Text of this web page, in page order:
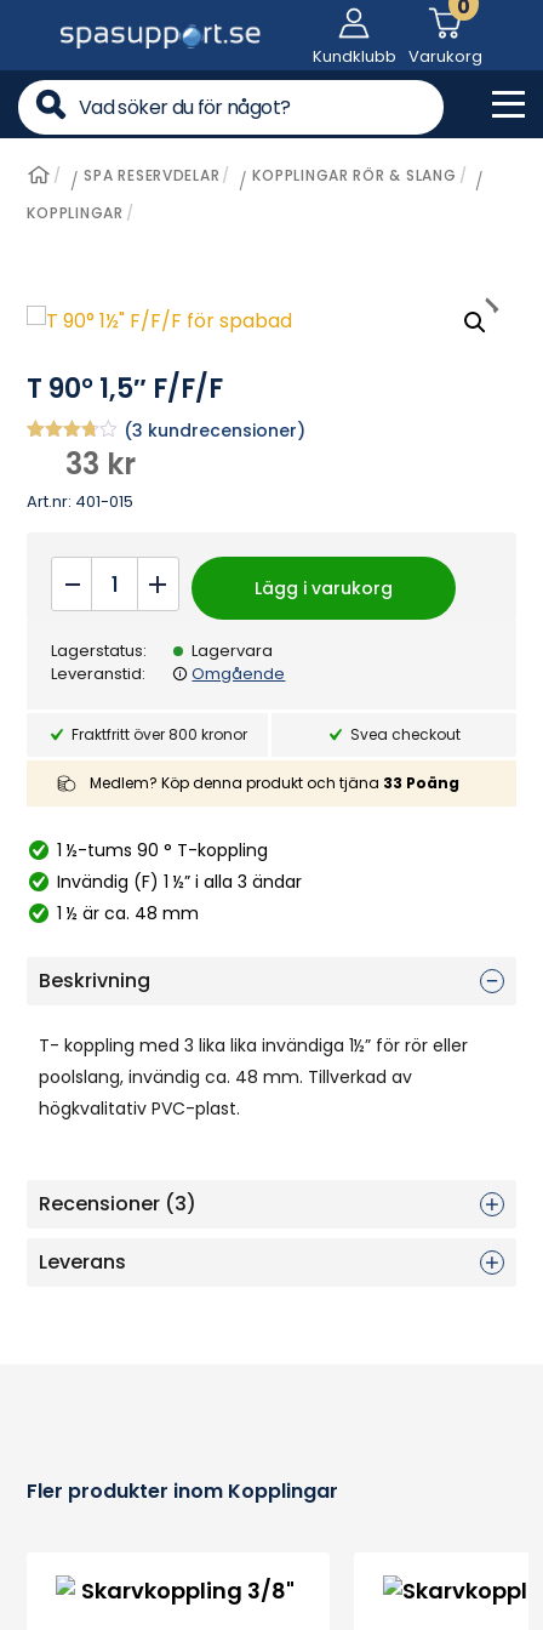
content
Kundklubb
0
Varukorg
/SPA RESERVDELAR /KOPPLINGAR RÖR & SLANG /
KOPPLINGAR
T 90° 1,5″ F/F/F
Betygsa
3.67
baserat
nsioner
(3 kundrecensioner)
33 kr
Art.nr: 401-015
90°
F/F/F
Lägg i varukorg
Lagerstatus:
Lagervara
Leveranstid:
Omgående
Fraktfritt över 800 kronor Svea checkout
Medlem? Köp denna produkt och tjäna 33 Poäng
1 ½-tums 90 ° T-koppling
Invändig (F) 1 ½” i alla 3 ändar
1 ½ är ca. 48 mm
Beskrivning
T- koppling med 3 lika lika invändiga 1½” för rör eller
poolslang, invändig ca. 48 mm. Tillverkad av
högkvalitativ PVC-plast.
Recensioner (3)
Leverans
Fler produkter inom Kopplingar